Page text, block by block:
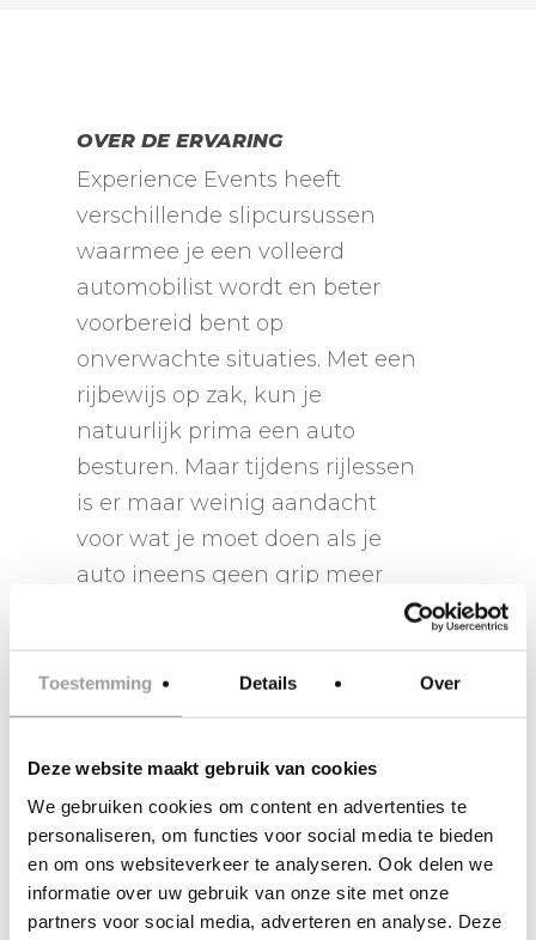
Toestemming Details Over
Deze website maakt gebruik van cookies
We gebruiken cookies om content en advertenties te
personaliseren, om functies voor social media te bieden
en om ons websiteverkeer te analyseren. Ook delen we
informatie over uw gebruik van onze site met onze
partners voor social media, adverteren en analyse. Deze
OVER DE ERVARING
Experience Events heeft
verschillende slipcursussen
waarmee je een volleerd
automobilist wordt en beter
voorbereid bent op
onverwachte situaties. Met een
rijbewijs op zak, kun je
natuurlijk prima een auto
besturen. Maar tijdens rijlessen
is er maar weinig aandacht
voor wat je moet doen als je
auto ineens geen grip meer
ontdek je niet alleen hoe je
kunt omgaan met een
slippende auto, maar leer je ook
De slipcursus kan gevolgd
worden in de volgende
plaatsen: Breda, Den Haag,